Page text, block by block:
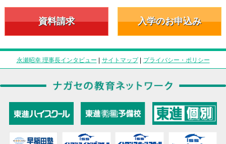
資料請求 入学のお申込み
永瀬昭幸 理事長インタビュー | サイトマップ| プライバシー・ポリシー